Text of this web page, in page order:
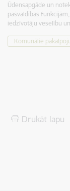
Ūdensapgāde un
pašvaldības
iedzīvotāju veselību
Komunālie
Drukāt lapu